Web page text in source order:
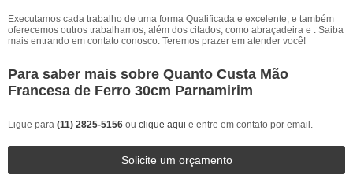
Executamos cada trabalho de uma forma Qualificada e excelente, e também
oferecemos outros trabalhamos, além dos citados, como abraçadeira e . Saiba
mais entrando em contato conosco. Teremos prazer em atender você!
Para saber mais sobre Quanto Custa Mão
Francesa de Ferro 30cm Parnamirim
Ligue para (11) 2825-5156 ou clique aqui e entre em contato por email.
Solicite um orçamento